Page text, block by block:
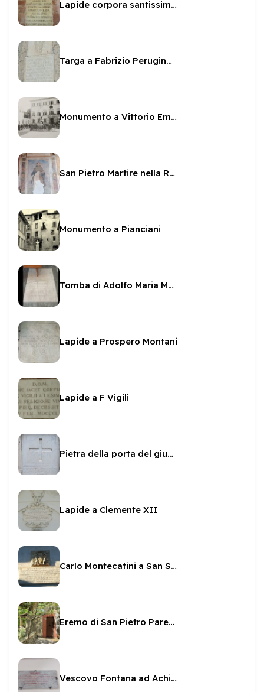
Lapide corpora santissimi martiri
Targa a Fabrizio Perugino sul Fortilizio
Monumento a Vittorio Emanuele II
San Pietro Martire nella Rocca
Monumento a Pianciani
Tomba di Adolfo Maria Montani
Lapide a Prospero Montani
Lapide a F Vigili
Pietra della porta del giubileo
Lapide a Clemente XII
Carlo Montecatini a San Salvatore
Eremo di San Pietro Parenzi
Vescovo Fontana ad Achilleo